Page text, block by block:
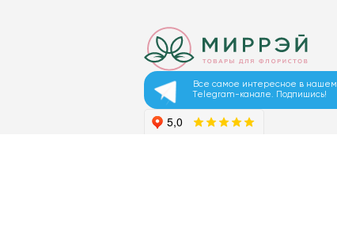
Все самое интересное в нашем
Telegram-канале. Подпишись!